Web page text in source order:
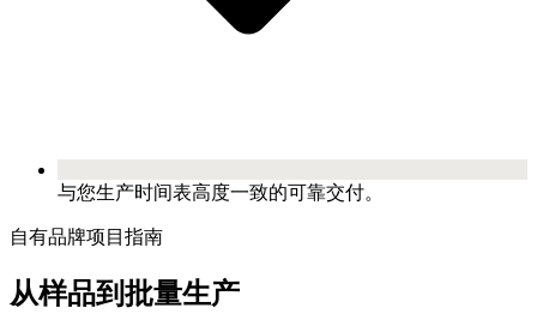
与您生产时间表高度一致的可靠交付。
自有品牌项目指南
从样品到批量生产